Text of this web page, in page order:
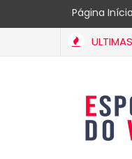
Página
ULTIMAS